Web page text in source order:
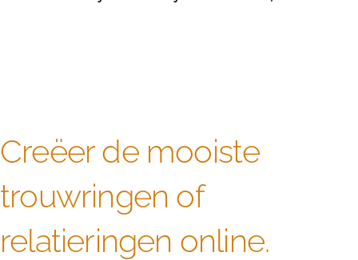
Creëer de mooiste
trouwringen of
relatieringen online.